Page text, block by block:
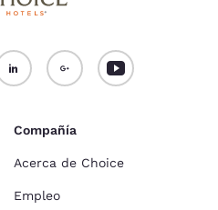
Compañía
Acerca de Choice
Empleo